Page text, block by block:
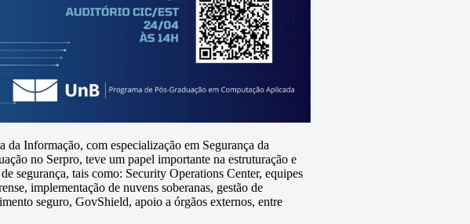
Informação, com especialização em Segurança da
no Serpro, teve um papel importante na estruturação e
segurança, tais como: Security Operations Center, equipes
implementação de nuvens soberanas, gestão de
seguro, GovShield, apoio a órgãos externos, entre